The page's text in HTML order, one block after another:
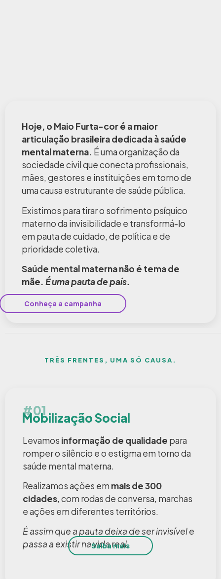
Hoje, o Maio Furta-cor é a maior
articulação brasileira dedicada à saúde
mental materna. É uma organização da
sociedade civil que conecta profissionais,
mães, gestores e instituições em torno de
uma causa estruturante de saúde pública.
Existimos para tirar o sofrimento psíquico
materno da invisibilidade e transformá-lo
em pauta de cuidado, de política e de
prioridade coletiva.
Saúde mental materna não é tema de
mãe. É uma pauta de país.
Conheça a campanha
TRÊS FRENTES, UMA SÓ CAUSA.
#01
Mobilização Social
Levamos informação de qualidade para
romper o silêncio e o estigma em torno da
saúde mental materna.
Realizamos ações em mais de 300
cidades, com rodas de conversa, marchas
e ações em diferentes territórios.
É assim que a pauta deixa de ser invisível e
passa a existir na vida real.
Saiba mais